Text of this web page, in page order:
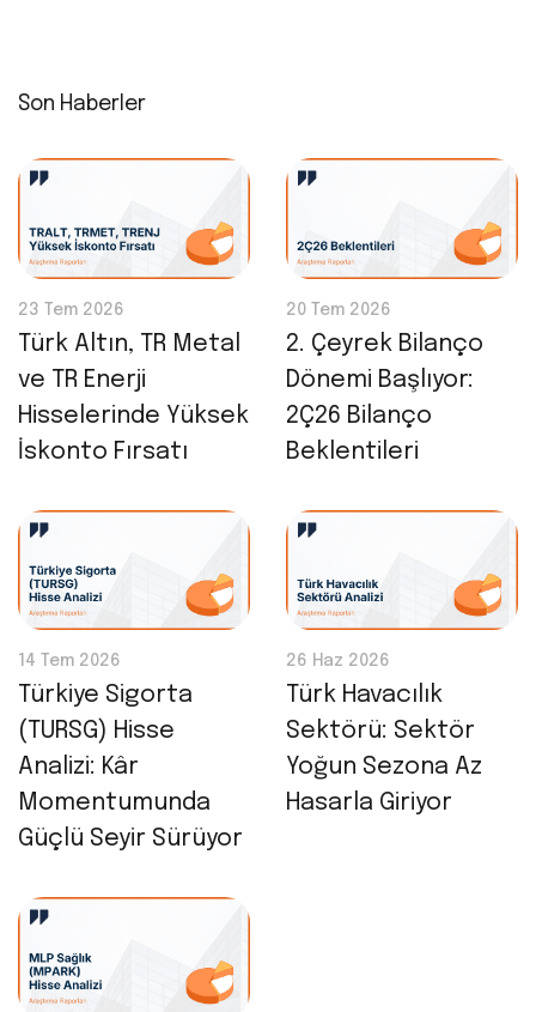
Son Haberler
23 Tem 2026
Türk Altın, TR Metal
ve TR Enerji
Hisselerinde Yüksek
İskonto Fırsatı
20 Tem 2026
2. Çeyrek Bilanço
Dönemi Başlıyor:
2Ç26 Bilanço
Beklentileri
14 Tem 2026
Türkiye Sigorta
(TURSG) Hisse
Analizi: Kâr
Momentumunda
Güçlü Seyir Sürüyor
26 Haz 2026
Türk Havacılık
Sektörü: Sektör
Yoğun Sezona Az
Hasarla Giriyor